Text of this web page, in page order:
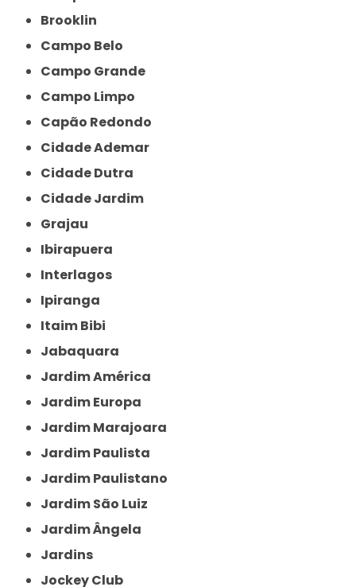
Brooklin
Campo Belo
Campo Grande
Campo Limpo
Capão Redondo
Cidade Ademar
Cidade Dutra
Cidade Jardim
Grajau
Ibirapuera
Interlagos
Ipiranga
Itaim Bibi
Jabaquara
Jardim América
Jardim Europa
Jardim Marajoara
Jardim Paulista
Jardim Paulistano
Jardim São Luiz
Jardim Ângela
Jardins
Jockey Club